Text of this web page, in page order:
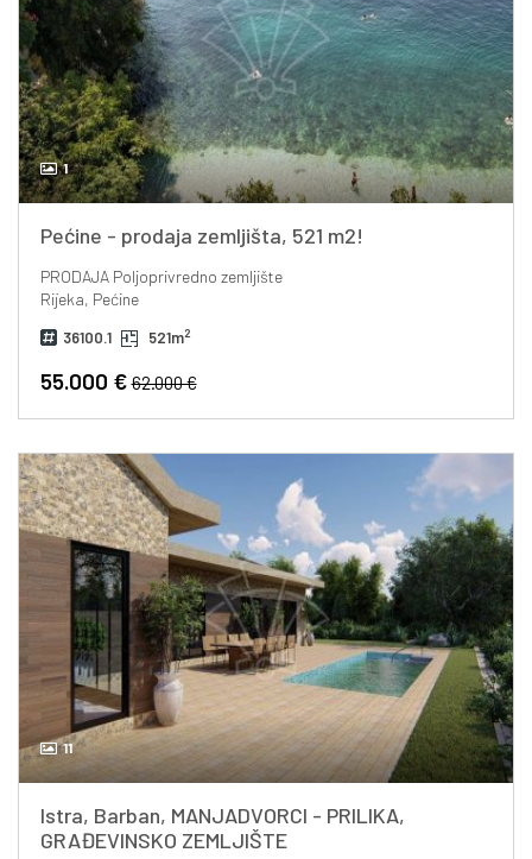
1
Pećine - prodaja zemljišta, 521 m2!
PRODAJAPoljoprivredno zemljište
Rijeka, Pećine
36100.1 521m2
55.000 €62.000 €
11
Istra, Barban, MANJADVORCI - PRILIKA,
GRAĐEVINSKO ZEMLJIŠTE